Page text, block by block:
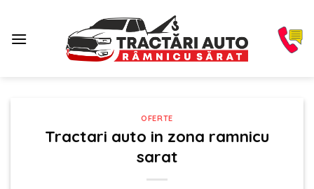
content
OFERTE
Tractari auto in zona ramnicu
sarat